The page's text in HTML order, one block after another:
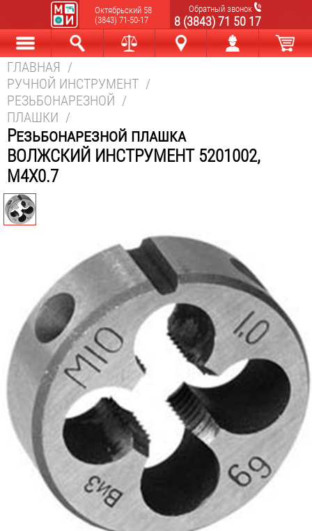
Октябрьский 58
(3843) 71-50-17
Обратный звонок
8 (3843) 71 50 17
Каталог Найти
ГЛАВНАЯ /
РУЧНОЙ ИНСТРУМЕНТ /
РЕЗЬБОНАРЕЗНОЙ /
ПЛАШКИ /
Резьбонарезной плашка
ВОЛЖСКИЙ ИНСТРУМЕНТ 5201002,
М4Х0.7